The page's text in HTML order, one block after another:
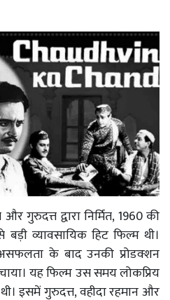
और गुरुदत्त द्वारा निर्मित, 1960 की
बड़ी व्यावसायिक हिट फिल्म थी।
के बाद उनकी प्रोडक्शन
यह फिल्म उस समय लोकप्रिय
इसमें गुरुदत्त, वहीदा रहमान और